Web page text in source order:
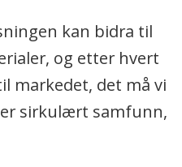
kan bidra til
og etter hvert
markedet, det må vi
sirkulært samfunn,